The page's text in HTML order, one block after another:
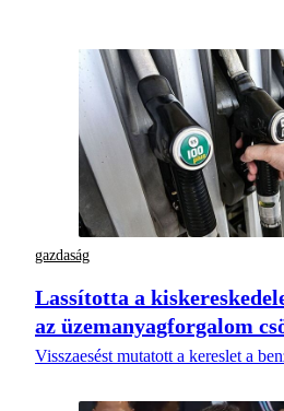
gazdaság
Lassította a
az üzemanyagforgalom
Visszaesést mutatott a kereslet a